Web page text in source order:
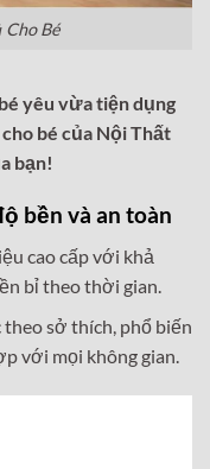
Cho Bé
yêu vừa tiện dụng
bé của Nội Thất
bạn!
bền và an toàn
cao cấp với khả
bỉ theo thời gian.
theo sở thích, phổ biến
với mọi không gian.